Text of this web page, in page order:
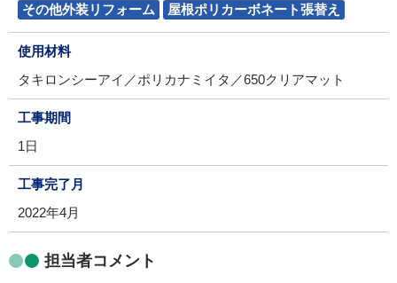
その他外装リフォーム
屋根ポリカーボネート張替え
使用材料
タキロンシーアイ／ポリカナミイタ／650クリアマット
工事期間
1日
工事完了月
2022年4月
担当者コメント